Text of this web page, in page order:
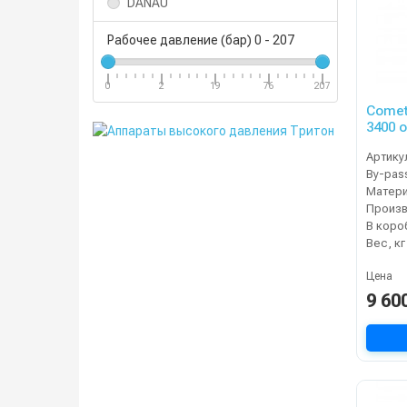
Рабочее давление (бар) 0 - 207
0 2 19 76 207
3400
By-
В
Вес, кг
Цена
9